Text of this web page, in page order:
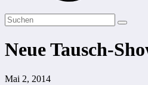
Neue Tausch-
Mai 2, 2014